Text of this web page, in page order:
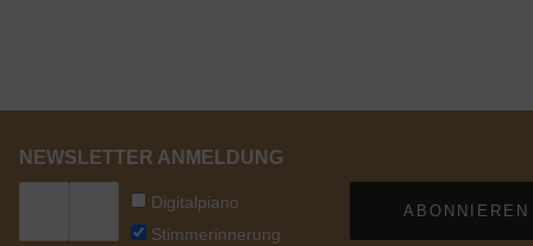
NEWSLETTER ANMELDUNG
Digitalpiano
Stimmerinnerung
ABONNIEREN